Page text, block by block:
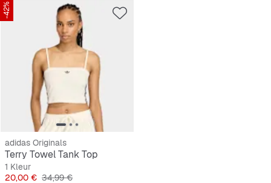
-42%
adidas Originals
Terry Towel Tank Top
1 Kleur
Prijs
20,00 € Originele Prijs
34,99 €